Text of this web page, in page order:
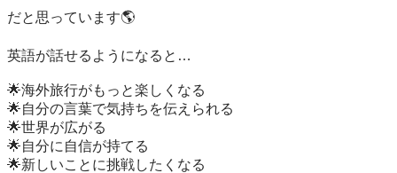
だと思っています🌎
英語が話せるようになると…
🌟海外旅行がもっと楽しくなる
🌟自分の言葉で気持ちを伝えられる
🌟世界が広がる
🌟自分に自信が持てる
🌟新しいことに挑戦したくなる